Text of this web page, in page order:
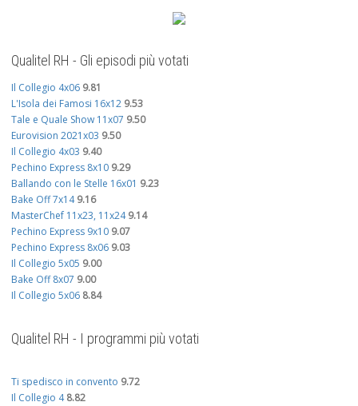
Qualitel RH - Gli episodi più votati
Il Collegio 4x06 9.81
L'Isola dei Famosi 16x12 9.53
Tale e Quale Show 11x07 9.50
Eurovision 2021x03 9.50
Il Collegio 4x03 9.40
Pechino Express 8x10 9.29
Ballando con le Stelle 16x01 9.23
Bake Off 7x14 9.16
MasterChef 11x23, 11x24 9.14
Pechino Express 9x10 9.07
Pechino Express 8x06 9.03
Il Collegio 5x05 9.00
Bake Off 8x07 9.00
Il Collegio 5x06 8.84
Qualitel RH - I programmi più votati
Ti spedisco in convento 9.72
Il Collegio 4 8.82